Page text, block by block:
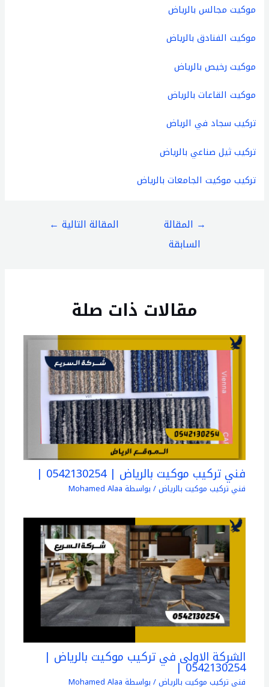
موكيت مجالس بالرياض
موكيت الفنادق بالرياض
موكيت رخيص بالرياض
موكيت القاعات بالرياض
تركيب سجاد في الرياض
تركيبثيل صناعي بالرياض
تركيب موكيت الجامعات بالرياض
→ المقالة
السابقة
المقالة التالية ←
مقالات ذات صلة
فني تركيب موكيت بالرياض | 0542130254 |
فني تركيب موكيت بالرياض/ بواسطة Mohamed Alaa
الشركة الاولى في تركيب موكيت بالرياض |
0542130254 |
فني تركيب موكيت بالرياض/ بواسطة Mohamed Alaa